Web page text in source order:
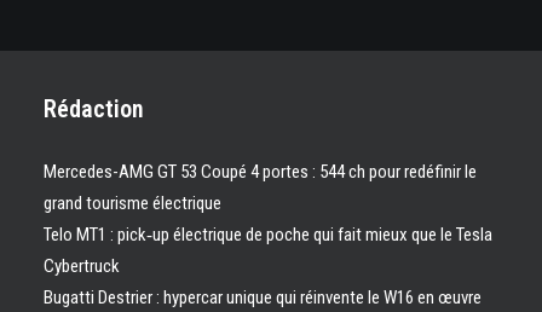
Rédaction
Mercedes-AMG GT 53 Coupé 4 portes : 544 ch pour redéfinir le
grand tourisme électrique
Telo MT1 : pick‑up électrique de poche qui fait mieux que le Tesla
Cybertruck
Bugatti Destrier : hypercar unique qui réinvente le W16 en œuvre